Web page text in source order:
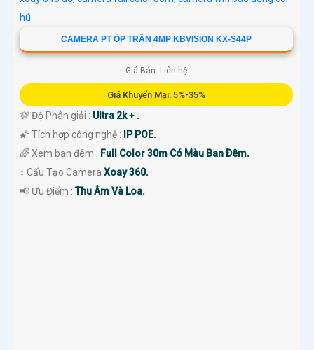
CAMERA PT ỐP TRẦN 4MP KBVISION KX-S44P
Giá Bán: Liên hệ
Giá Khuyến Mại: 5%-35%
💯 Độ Phân giải : Ultra 2k + .
🌠 Tích hợp công nghệ :
IP POE.
🌈 Xem ban đêm : Full Color 30m Có Màu Ban Ðêm.
↕️ Cấu Tạo Camera Xoay 360.
️📢 Ưu Điểm :Thu Âm Và Loa.